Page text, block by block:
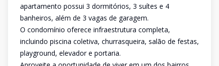
apartamento possui 3 dormitórios, 3 suítes e 4
banheiros, além de 3 vagas de garagem.
O condomínio oferece infraestrutura completa,
incluindo piscina coletiva, churrasqueira, salão de festas,
playground, elevador e portaria.